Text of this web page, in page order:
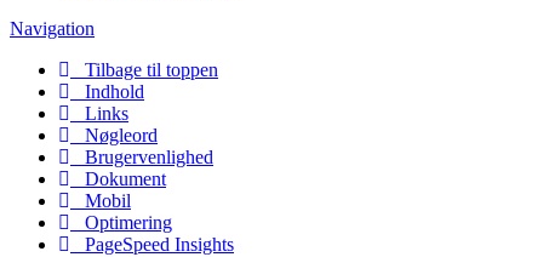
Navigation
Tilbage til toppen
Indhold
Links
Nøgleord
Brugervenlighed
Dokument
Mobil
Optimering
PageSpeed Insights